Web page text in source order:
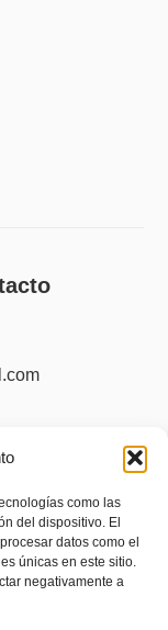
como las
del dispositivo. El
datos como el
únicas en este sitio.
negativamente a